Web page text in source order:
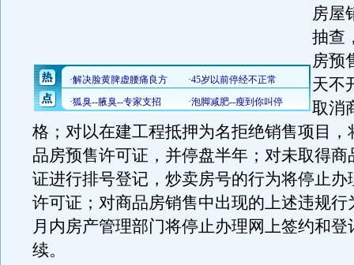
房屋
抽查
房预
天不
取消
格；对以在建工程抵押为名拒绝销售项目，
品房预售许可证，并停盘半年；对未取得商
证进行排号登记，炒卖房号的行为将停止办
许可证；对商品房销售中出现的上述违规行
月内房产管理部门将停止办理网上签约和登
续。